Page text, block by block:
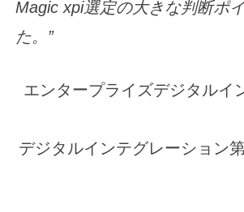
Magic xpi選定の大きな判断ポ
た。”
エンタープライズデジタルイ
デジタルインテグレーション